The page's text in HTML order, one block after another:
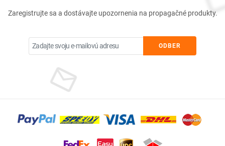
Zaregistrujte sa a dostávajte upozornenia na propagačné produkty.
ODBER